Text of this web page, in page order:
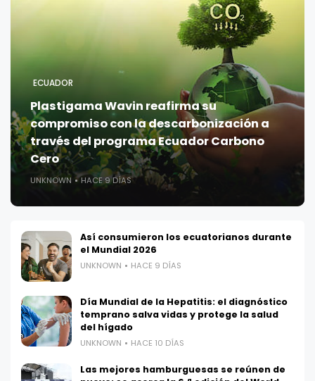
ECUADOR
Plastigama Wavin reafirma su
compromiso con la descarbonización a
través del programa Ecuador Carbono
Cero
UNKNOWN HACE 9 DÍAS
Así consumieron los ecuatorianos durante
el Mundial 2026
UNKNOWN HACE 9 DÍAS
Día Mundial de la Hepatitis: el diagnóstico
temprano salva vidas y protege la salud
del hígado
UNKNOWN HACE 10 DÍAS
Las mejores hamburguesas se reúnen de